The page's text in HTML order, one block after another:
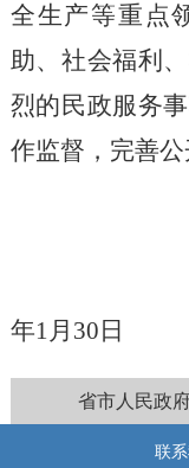
全生产等重点
助、社会福利
烈的民政服务
作监督，完善公
年1月 30 日
省市人民政
联